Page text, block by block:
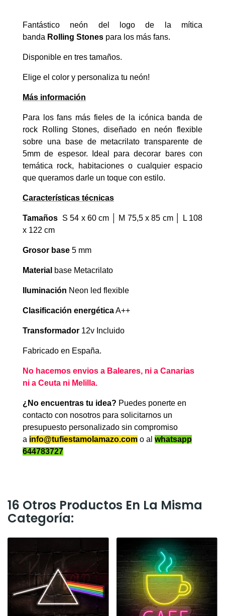
Fantástico neón del logo de la mítica
banda Rolling Stones para los más fans.
Disponible en tres tamaños.
Elige el color y personaliza tu neón!
Más información
Para los fans más fieles de la icónica banda de
rock Rolling Stones, diseñado en neón flexible
sobre una base de metacrilato transparente de
5mm de espesor. Ideal para decorar bares con
temática rock, habitaciones o cualquier espacio
que queramos darle un toque con estilo.
Características técnicas
Tamaños S 54 x 60 cm │ M 75,5 x 85 cm │ L 108
x 122 cm
Grosor base 5 mm
Material base Metacrilato
Iluminación Neon led flexible
Clasificación energéticaA++
Transformador 12v Incluido
Fabricado en España.
No hacemos envios a Baleares, ni a Canarias
ni a Ceuta ni Melilla.
¿No encuentras tu idea? Puedes ponerte en
contacto con nosotros para solicitarnos un
presupuesto personalizado sin compromiso
a info@tufiestamolamazo.com o al whatsapp
644783727
16 Otros Productos En La Misma
Categoría: